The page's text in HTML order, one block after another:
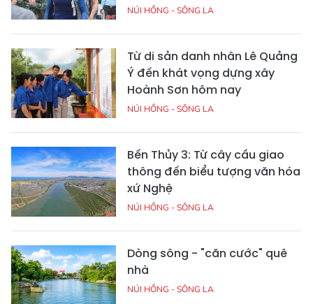
NÚI HỒNG - SÔNG LA
Từ di sản danh nhân Lê Quảng
Ý đến khát vọng dựng xây
Hoành Sơn hôm nay
NÚI HỒNG - SÔNG LA
Bến Thủy 3: Từ cây cầu giao
thông đến biểu tượng văn hóa
xứ Nghệ
NÚI HỒNG - SÔNG LA
Dòng sông - "căn cước" quê
nhà
NÚI HỒNG - SÔNG LA